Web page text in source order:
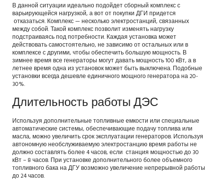
В данной ситуации идеально подойдет сборный комплекс с
варьирующейся нагрузкой, а вот от покупки ДГИ придется
отказаться. Комплекс — несколько электростанций, связанных
между собой. Такой комплекс позволит изменять нагрузку
подстраиваясь под потребности. Каждая установка может
действовать самостоятельно, не зависимо от остальных или в
комплексе с другими, чтобы обеспечить большую мощность. В
зимнее время все генераторы могут давать мощность 100 кВт, а в
летнее время одна из установок может быть выключена. Подобные
установки всегда дешевле единичного мощного генератора на 20-
30%.
Длительность работы ДЭС
Используя дополнительные топливные емкости или специальные
автоматические системы, обеспечивающие подачу топлива или
масла, можно увеличить срок эксплуатации генераторов. Используя
автономную необслуживаемую электростанцию время работы не
должно составлять более 4 часов, если станция мощностью до 30
кВт – 8 часов. При установке дополнительного более объемного
топливного бака на ДГУ возможно увеличение непрерывной работы
до 24 часов.